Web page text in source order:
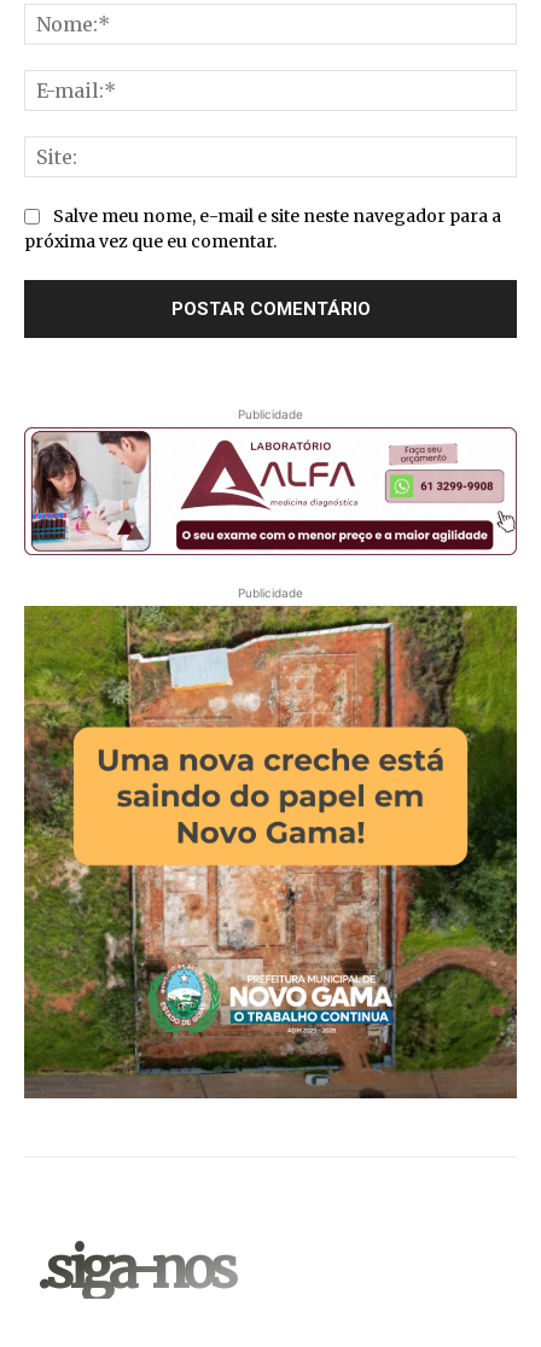
Salve meu nome, e-mail e site neste navegador para a
próxima vez que eu comentar.
Publicidade
Publicidade
.siga-nos